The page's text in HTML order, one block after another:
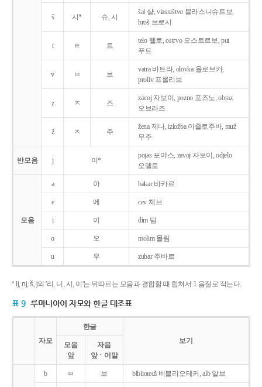
š 시* 슈, 시
šal 샬, vlasništvo 블라스니슈트보,
broš 브로시
t ㅌ 트
telo 텔로, ostrvo 오스트르보, put
푸트
v ㅂ 브
vatra 바트라, olovka 올로브카,
proliv 프롤리브
z ㅈ 즈
zavoj 자보이, pozno 포즈노, obraz
오브라즈
ž ㅈ 주
žena 제나, izložba 이즐로주바, muž
무주
반모음 j 이*
pojas 포야스, zavoj 자보이, odjelo
오델로
모음
a 아 bakar 바카르
e 에 cev 체브
i 이 dim 딤
o 오 molim 몰림
u 우 zubar 주바르
* lj, nj, š, j의 '리, 니, 시, 이'는 뒤따르는 모음과 결합할 때 합쳐서 1 음절로 적는다.
표 9 루마니아어 자모와 한글 대조표
자모
한글
보기
모음
앞
자음
앞ㆍ어말
b ㅂ 브 bibliotecǎ 비블리오테커, alb 알브